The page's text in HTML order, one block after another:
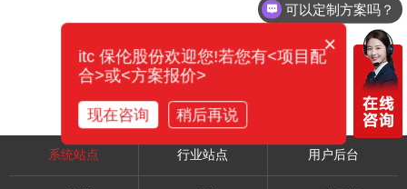
系统站点 行业站点 用户后台
可以定制方案吗？
×
itc 保伦股份欢迎您!若您有<项目配
合>或<方案报价>
现在咨询 稍后再说